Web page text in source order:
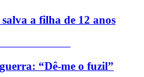
a filha de 12 anos
“Dê-me o fuzil”